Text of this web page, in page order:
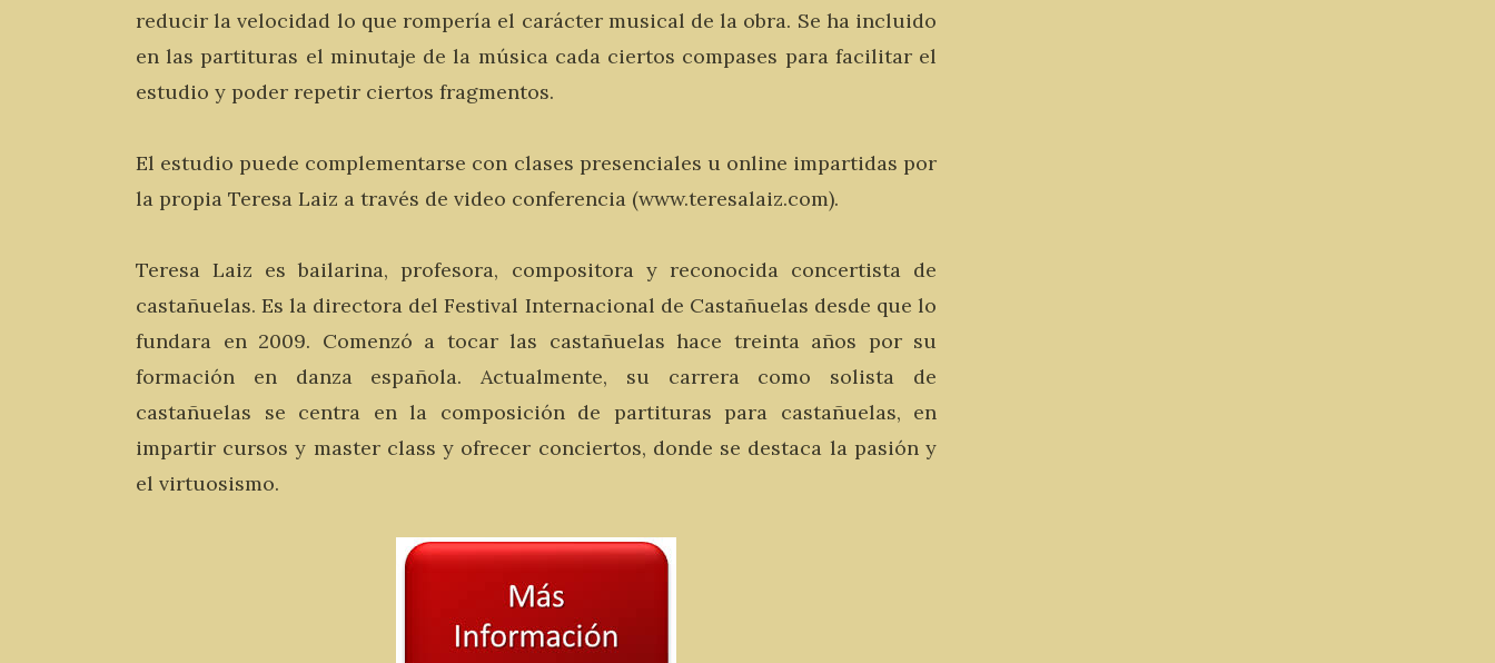
reducir la velocidad lo que rompería el carácter musical de la obra. Se ha incluido
en las partituras el minutaje de la música cada ciertos compases para facilitar el
estudio y poder repetir ciertos fragmentos.
El estudio puede complementarse con clases presenciales u online impartidas por
la propia Teresa Laiz a través de video conferencia (www.teresalaiz.com).
Teresa Laiz es bailarina, profesora, compositora y reconocida concertista de
castañuelas. Es la directora del Festival Internacional de Castañuelas desde que lo
fundara en 2009. Comenzó a tocar las castañuelas hace treinta años por su
formación en danza española. Actualmente, su carrera como solista de
castañuelas se centra en la composición de partituras para castañuelas, en
impartir cursos y master class y ofrecer conciertos, donde se destaca la pasión y
el virtuosismo.